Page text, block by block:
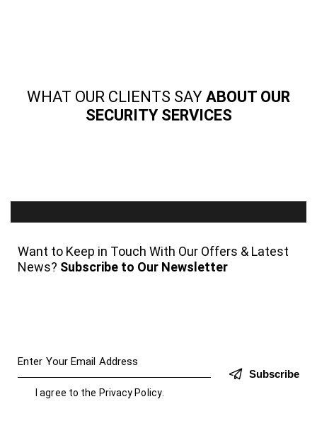
WHAT OUR CLIENTS SAY ABOUT OUR
SECURITY SERVICES
Want to Keep in Touch With Our Offers & Latest
News? Subscribe to Our Newsletter
Subscribe
I agree to the Privacy Policy.